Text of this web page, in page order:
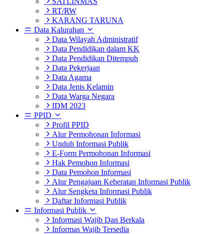
RT/RW
KARANG TARUNA
Data Kalurahan
Data Wilayah Administratif
Data Pendidikan dalam KK
Data Pendidikan Ditempuh
Data Pekerjaan
Data Agama
Data Jenis Kelamin
Data Warga Negara
IDM 2023
PPID
Profil PPID
Alur Permohonan Informasi
Unduh Informasi Publik
E-Form Permohonan Informasi
Hak Pemohon Informasi
Data Pemohon Informasi
Alur Pengajuan Keberatan Informasi Publik
Alur Sengketa Informasi Publik
Daftar Informasi Publik
Informasi Publik
Informasi Wajib Dan Berkala
Informas Wajib Tersedia